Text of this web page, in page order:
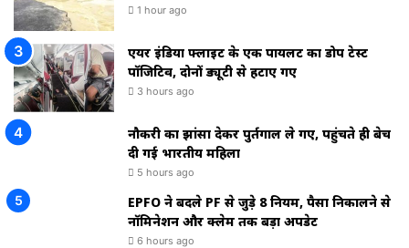
1 hour ago
एयर इंडिया फ्लाइट के एक पायलट का डोप टेस्ट
पॉजिटिव, दोनों ड्यूटी से हटाए गए
3 hours ago
नौकरी का झांसा देकर पुर्तगाल ले गए, पहुंचते ही बेच
दी गई भारतीय महिला
5 hours ago
EPFO ने बदले PF से जुड़े 8 नियम, पैसा निकालने से
नॉमिनेशन और क्लेम तक बड़ा अपडेट
6 hours ago